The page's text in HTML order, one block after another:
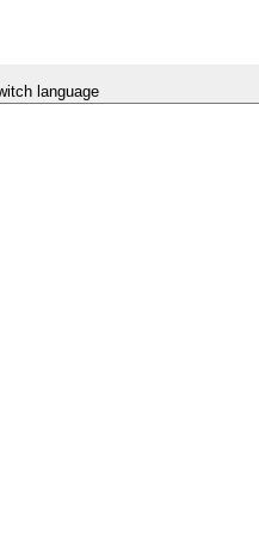
language